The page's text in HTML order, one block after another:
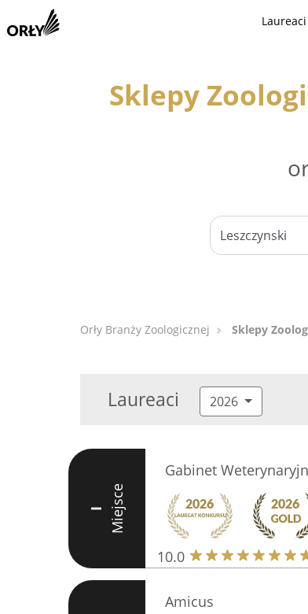
Laureaci
Sklepy
Orły Branży Zoologicznej Sklepy
Laureaci 2026
I Miejsce
Gabinet
10.0
Amicus